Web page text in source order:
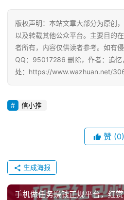
赚
简
评
P
版权声明：本站文章大部分为原创
以及转载其他公众平台。主要目的
者所有，内容仅供读者参考。如有
QQ：95017286 删除，作者：追忆
处：https://www.wazhuan.net/
信小推
赞 (0)
生成海报
手机做任务赚钱正规平台，红